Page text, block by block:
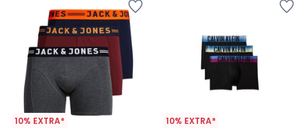
10% EXTRA* 10% EXTRA*